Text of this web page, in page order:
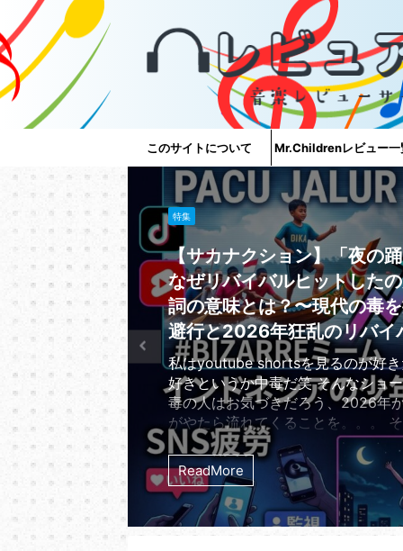
このサイトについて Mr.Childrenレビュー一
特集
【サカナクション】「夜の
なぜリバイバルヒットした
詞の意味とは？〜現代の毒
避行と2026年狂乱のリバイ
私はyoutube shortsを見るのが好
好きというか中毒だ笑 そんなショ
毒の人はお気づきだろう、2026年
がやたら流れてくることを。。。
ナクションの7thシングル「夜の踊
る。 リリースから実に14年。2012
たれたサカナクションの「夜の踊り
2026年の今になって世界のストリ
ャートを理不尽なほどの勢いで席巻
る。 オリコン週間ストリーミング
ReadMore